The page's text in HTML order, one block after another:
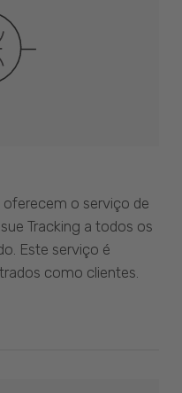
oferecem o serviço de
Tracking a todos os
Este serviço é
como clientes.